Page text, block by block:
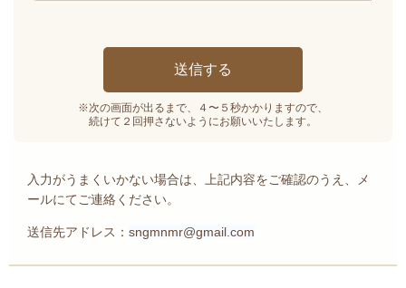
※次の画面が出るまで、４〜５秒かかりますので、
続けて２回押さないようにお願いいたします。
入力がうまくいかない場合は、上記内容をご確認のうえ、メ
ールにてご連絡ください。
送信先アドレス： sngmnmr@gmail.com